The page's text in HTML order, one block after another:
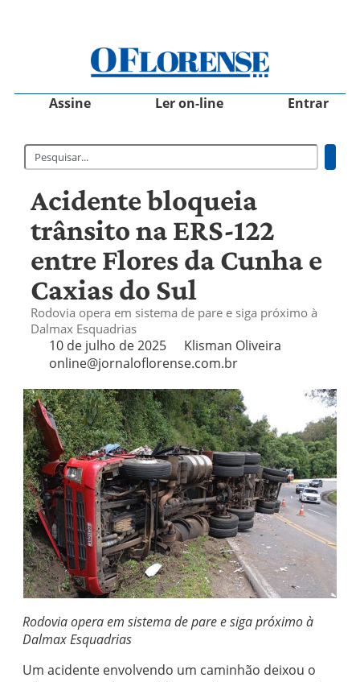
Assine Ler on-line Entrar
Acidente bloqueia
trânsito na ERS-122
entre Flores da Cunha e
Caxias do Sul
Rodovia opera em sistema de pare e siga próximo à
Dalmax Esquadrias
10 de julho de 2025
Klisman Oliveira
online@jornaloflorense.com.br
Rodovia opera em sistema de pare e siga próximo à
Dalmax Esquadrias
Um acidente envolvendo um caminhão deixou o